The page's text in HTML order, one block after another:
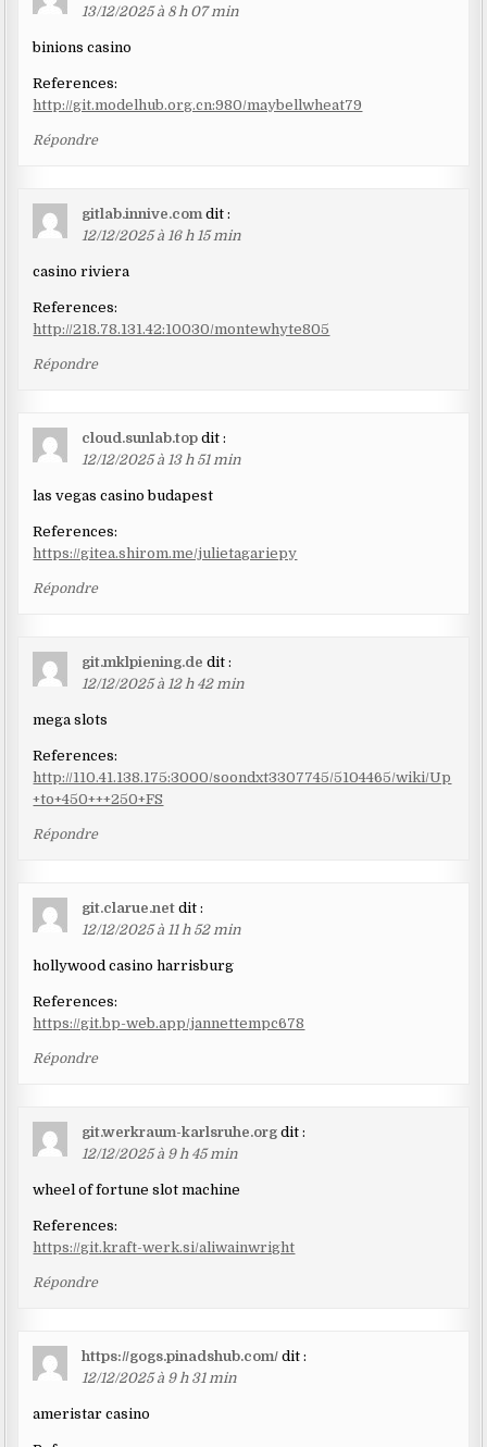
13/12/2025 à 8 h 07 min
binions casino
References:
http://git.modelhub.org.cn:980/maybellwheat79
Répondre
gitlab.innive.com dit :
12/12/2025 à 16 h 15 min
casino riviera
References:
http://218.78.131.42:10030/montewhyte805
Répondre
cloud.sunlab.top dit :
12/12/2025 à 13 h 51 min
las vegas casino budapest
References:
https://gitea.shirom.me/julietagariepy
Répondre
git.mklpiening.de dit :
12/12/2025 à 12 h 42 min
mega slots
References:
http://110.41.138.175:3000/soondxt3307745/5104465/wiki/Up
+to+450+++250+FS
Répondre
git.clarue.net dit :
12/12/2025 à 11 h 52 min
hollywood casino harrisburg
References:
https://git.bp-web.app/jannettempc678
Répondre
git.werkraum-karlsruhe.org dit :
12/12/2025 à 9 h 45 min
wheel of fortune slot machine
References:
https://git.kraft-werk.si/aliwainwright
Répondre
https://gogs.pinadshub.com/ dit :
12/12/2025 à 9 h 31 min
ameristar casino